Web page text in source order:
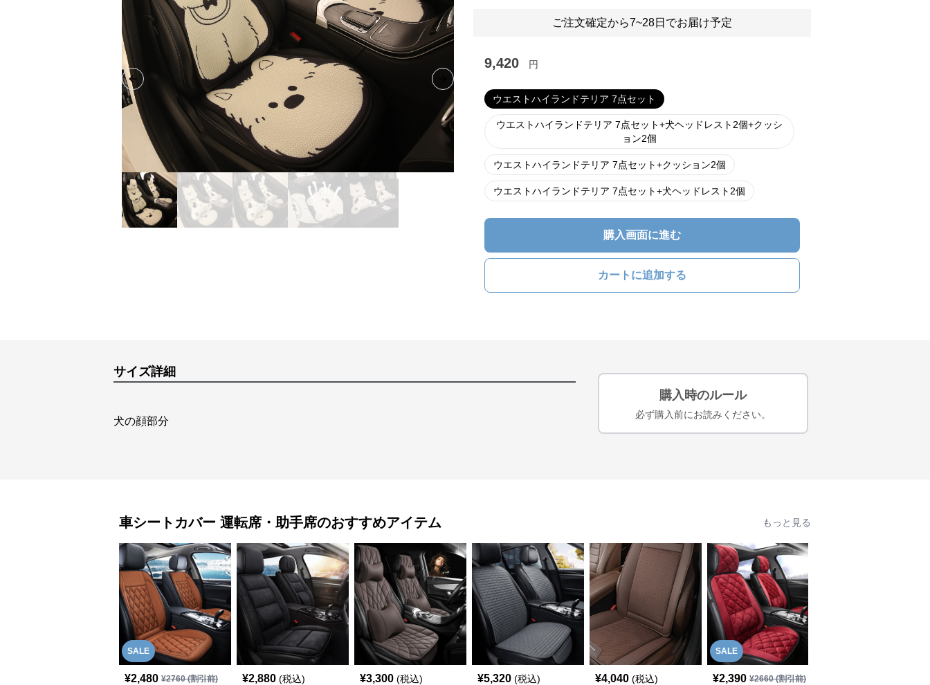
Previous slide Next slide
ご注文確定から7~28日でお届け予定
9,420 円
ウエストハイランドテリア 7点セット
ウエストハイランドテリア 7点セット+犬ヘッドレスト2個+クッシ
ョン2個
ウエストハイランドテリア 7点セット+クッション2個
ウエストハイランドテリア 7点セット+犬ヘッドレスト2個
購入画面に進む
カートに追加する
サイズ詳細
犬の顔部分
購入時のルール
必ず購入前にお読みください。
車シートカバー 運転席・助手席のおすすめアイテム もっと見る
SALE
¥2,480 ¥2760(割引前) ¥2,880 (税込) ¥3,300 (税込) ¥5,320 (税込) ¥4,040 (税込)
SALE
¥2,390 ¥2660(割引前)